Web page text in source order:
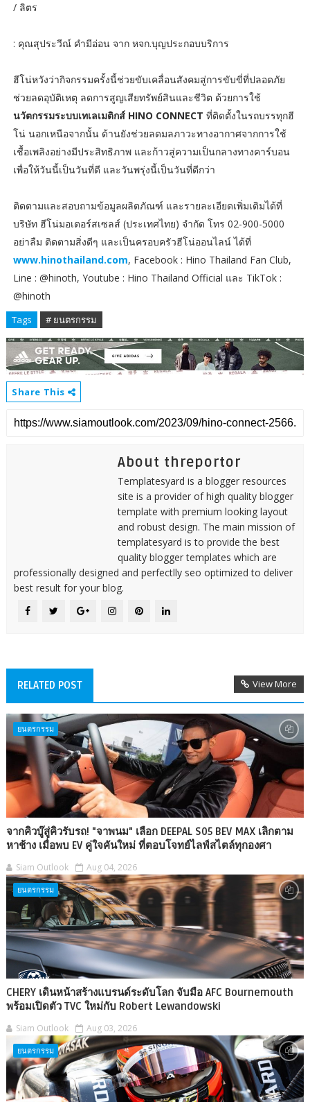
/ ลิตร
: คุณสุประวีณ์ คำมีอ่อน จาก หจก.บุญประกอบบริการ
ฮีโน่หวังว่ากิจกรรมครั้งนี้ช่วยขับเคลื่อนสังคมสู่การขับขี่ที่ปลอดภัย
ช่วยลดอุบัติเหตุ ลดการสูญเสียทรัพย์สินและชีวิต ด้วยการใช้
นวัตกรรมระบบเทเลเมติกส์ HINO CONNECT ที่ติดตั้งในรถบรรทุกฮี
โน่ นอกเหนือจากนั้น ด้านยังช่วยลดมลภาวะทางอากาศจากการใช้
เชื้อเพลิงอย่างมีประสิทธิภาพ และก้าวสู่ความเป็นกลางทางคาร์บอน
เพื่อให้วันนี้เป็นวันที่ดี และวันพรุ่งนี้เป็นวันที่ดีกว่า
ติดตามและสอบถามข้อมูลผลิตภัณฑ์ และรายละเอียดเพิ่มเติมได้ที่
บริษัท ฮีโน่มอเตอร์สเซลส์ (ประเทศไทย) จำกัด โทร 02-900-5000
อย่าลืม ติดตามสิ่งดีๆ และเป็นครอบครัวฮีโน่ออนไลน์ ได้ที่
www.hinothailand.com, Facebook : Hino Thailand Fan Club,
Line : @hinoth, Youtube : Hino Thailand Official และ TikTok :
@hinoth
Tags # ยนตรกรรม
Share This
About threportor
Templatesyard is a blogger resources
site is a provider of high quality blogger
template with premium looking layout
and robust design. The main mission of
templatesyard is to provide the best
quality blogger templates which are
professionally designed and perfectlly seo optimized to deliver
best result for your blog.
RELATED POST View More
ยนตรกรรม
จากคิวบู๊สู่คิวรับรถ! "จาพนม" เลือก DEEPAL S05 BEV MAX เลิกตาม
หาช้าง เมื่อพบ EV คู่ใจคันใหม่ ที่ตอบโจทย์ไลฟ์สไตล์ทุกองศา
Siam Outlook Aug 04, 2026
ยนตรกรรม
CHERY เดินหน้าสร้างแบรนด์ระดับโลก จับมือ AFC Bournemouth
พร้อมเปิดตัว TVC ใหม่กับ Robert Lewandowski
Siam Outlook Aug 03, 2026
ยนตรกรรม